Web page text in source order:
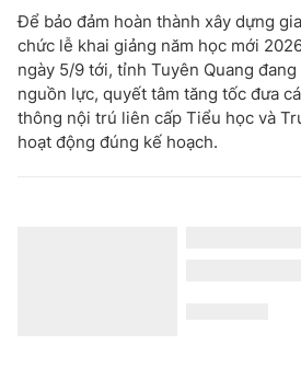
Để bảo đảm hoàn thành xây dựng
chức lễ khai giảng năm học mới
ngày 5/9 tới, tỉnh Tuyên Quang
nguồn lực, quyết tâm tăng tốc đưa
thông nội trú liên cấp Tiểu học và
hoạt động đúng kế hoạch.